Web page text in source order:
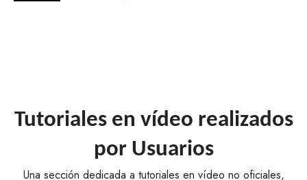
Tutoriales en vídeo realizados
por Usuarios
Una sección dedicada a tutoriales en vídeo no oficiales,